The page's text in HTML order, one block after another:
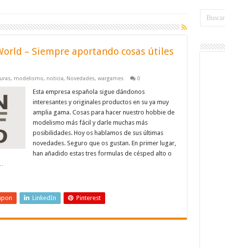
– Siempre aportando cosas útiles
, modelismo, noticia, Novedades, wargames 0
Esta empresa española sigue dándonos
interesantes y originales productos en su ya muy
amplia gama. Cosas para hacer nuestro hobbie de
modelismo más fácil y darle muchas más
posibilidades. Hoy os hablamos de sus últimas
novedades. Seguro que os gustan. En primer lugar,
han añadido estas tres formulas de césped alto o
LinkedIn Pinterest